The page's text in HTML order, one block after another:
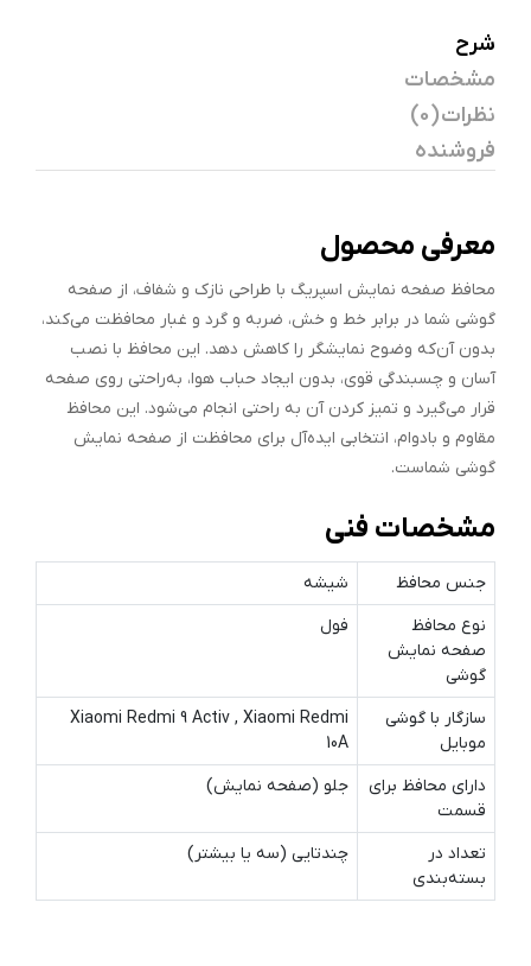
شرح
مشخصات
نظرات (0)
فروشنده
معرفی محصول
محافظ صفحه نمایش اسپریگ با طراحی نازک و شفاف، از صفحه
گوشی شما در برابر خط و خش، ضربه و گرد و غبار محافظت می‌کند،
بدون آن‌که وضوح نمایشگر را کاهش دهد. این محافظ با نصب
آسان و چسبندگی قوی، بدون ایجاد حباب هوا، به‌راحتی روی صفحه
قرار می‌گیرد و تمیز کردن آن به راحتی انجام می‌شود. این محافظ
مقاوم و بادوام، انتخابی ایده‌آل برای محافظت از صفحه نمایش
گوشی شماست.
مشخصات فنی
جنس محافظ
شیشه
نوع محافظ
صفحه نمایش
گوشی
فول
سازگار با گوشی
موبایل
Xiaomi Redmi 9 Activ , Xiaomi Redmi
10A
دارای محافظ برای
قسمت
جلو (صفحه نمایش)
تعداد در
بسته‌بندی
چندتایی (سه یا بیشتر)